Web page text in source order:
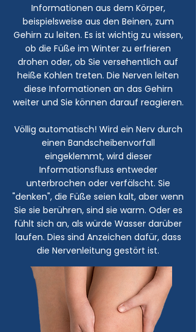
Informationen aus dem Körper,
beispielsweise aus den Beinen, zum
Gehirn zu leiten. Es ist wichtig zu wissen,
ob die Füße im Winter zu erfrieren
drohen oder, ob Sie versehentlich auf
heiße Kohlen treten. Die Nerven leiten
diese Informationen an das Gehirn
weiter und Sie können darauf reagieren.
Völlig automatisch! Wird ein Nerv durch
einen Bandscheibenvorfall
eingeklemmt, wird dieser
Informationsfluss entweder
unterbrochen oder verfälscht. Sie
"denken", die Füße seien kalt, aber wenn
Sie sie berühren, sind sie warm. Oder es
fühlt sich an, als würde Wasser darüber
laufen. Dies sind Anzeichen dafür, dass
die Nervenleitung gestört ist.